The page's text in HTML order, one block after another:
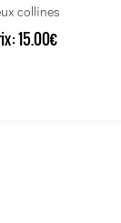
collines
15.00€